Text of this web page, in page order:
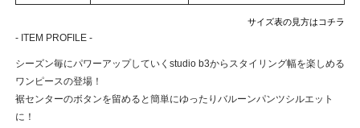
サイズ表の見方はコチラ
- ITEM PROFILE -
シーズン毎にパワーアップしていくstudio b3からスタイリング幅を楽しめる
ワンピースの登場！
裾センターのボタンを留めると簡単にゆったりバルーンパンツシルエット
に！